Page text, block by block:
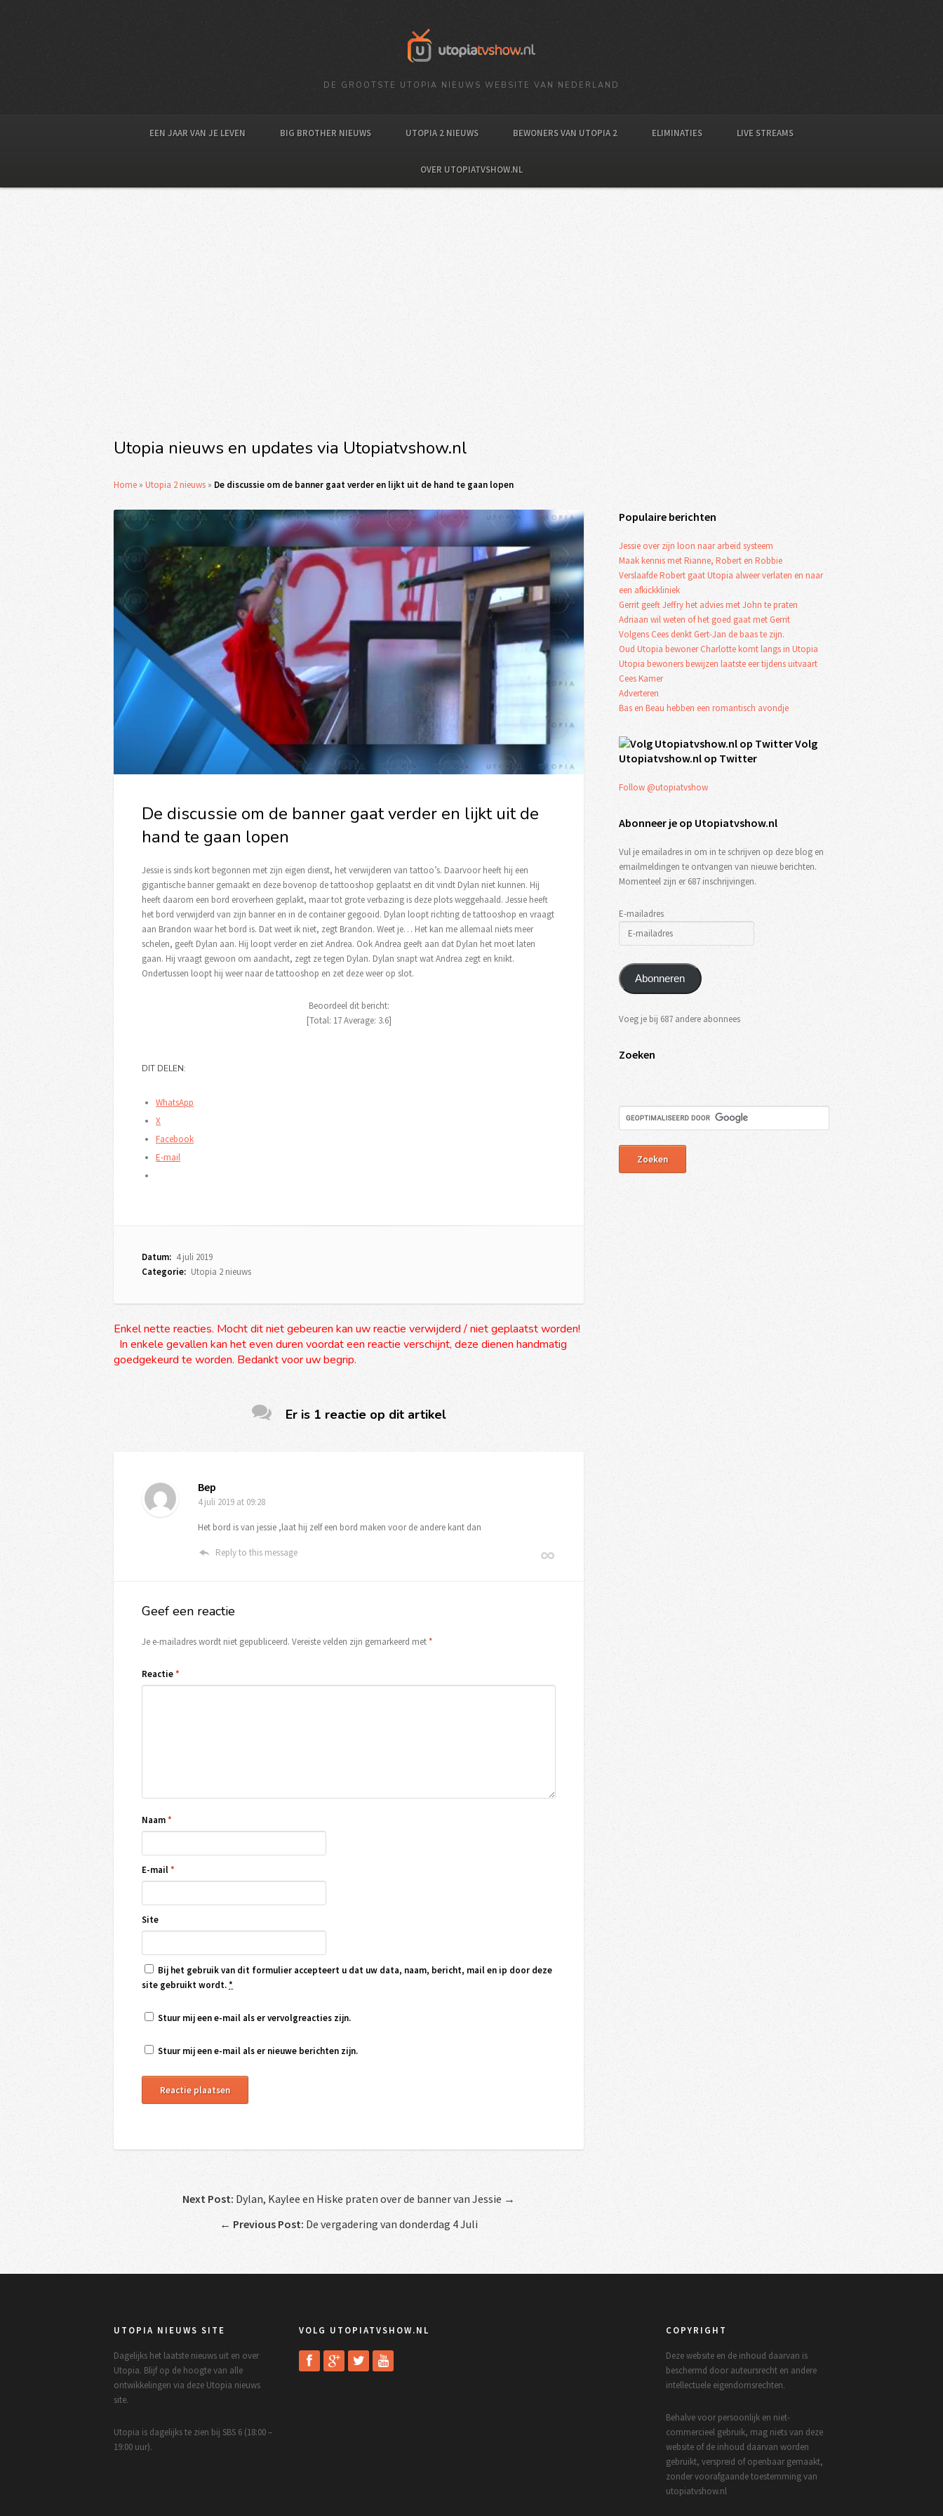
DE GROOTSTE UTOPIA NIEUWS WEBSITE VAN NEDERLAND
EEN JAAR VAN JE LEVEN BIG BROTHER NIEUWS UTOPIA 2 NIEUWS BEWONERS VAN UTOPIA 2 ELIMINATIES LIVE STREAMS
OVER UTOPIATVSHOW.NL
Utopia nieuws en updates via Utopiatvshow.nl
Home » Utopia 2 nieuws » De discussie om de banner gaat verder en lijkt uit de hand te gaan lopen
De discussie om de banner gaat verder en lijkt uit de
hand te gaan lopen
Jessie is sinds kort begonnen met zijn eigen dienst, het verwijderen van tattoo’s. Daarvoor heeft hij een
gigantische banner gemaakt en deze bovenop de tattooshop geplaatst en dit vindt Dylan niet kunnen. Hij
heeft daarom een bord eroverheen geplakt, maar tot grote verbazing is deze plots weggehaald. Jessie heeft
het bord verwijderd van zijn banner en in de container gegooid. Dylan loopt richting de tattooshop en vraagt
aan Brandon waar het bord is. Dat weet ik niet, zegt Brandon. Weet je… Het kan me allemaal niets meer
schelen, geeft Dylan aan. Hij loopt verder en ziet Andrea. Ook Andrea geeft aan dat Dylan het moet laten
gaan. Hij vraagt gewoon om aandacht, zegt ze tegen Dylan. Dylan snapt wat Andrea zegt en knikt.
Ondertussen loopt hij weer naar de tattooshop en zet deze weer op slot.
Beoordeel dit bericht:
[Total: 17Average: 3.6]
DIT DELEN:
WhatsApp
X
Facebook
E-mail
Datum: 4 juli 2019
Categorie: Utopia 2 nieuws
Enkel nette reacties. Mocht dit niet gebeuren kan uw reactie verwijderd / niet geplaatst worden!
In enkele gevallen kan het even duren voordat een reactie verschijnt, deze dienen handmatig
goedgekeurd te worden. Bedankt voor uw begrip.
Er is 1 reactie op dit artikel
Bep
4 juli 2019 at 09:28
Het bord is van jessie ,laat hij zelf een bord maken voor de andere kant dan
Reply to this message
Geef een reactie
Je e-mailadres wordt niet gepubliceerd. Vereiste velden zijn gemarkeerd met*
Reactie*
Naam*
E-mail*
Site
Bij het gebruik van dit formulier accepteert u dat uw data, naam, bericht, mail en ip door deze
site gebruikt wordt.*
Stuur mij een e-mail als er vervolgreacties zijn.
Stuur mij een e-mail als er nieuwe berichten zijn.
Next Post: Dylan, Kaylee en Hiske praten over de banner van Jessie →
← Previous Post: De vergadering van donderdag 4 Juli
Populaire berichten
Jessie over zijn loon naar arbeid systeem
Maak kennis met Rianne, Robert en Robbie
Verslaafde Robert gaat Utopia alweer verlaten en naar
een afkickkliniek
Gerrit geeft Jeffry het advies met John te praten
Adriaan wil weten of het goed gaat met Gerrit
Volgens Cees denkt Gert-Jan de baas te zijn.
Oud Utopia bewoner Charlotte komt langs in Utopia
Utopia bewoners bewijzen laatste eer tijdens uitvaart
Cees Kamer
Adverteren
Bas en Beau hebben een romantisch avondje
Volg
Utopiatvshow.nl op Twitter
Follow @utopiatvshow
Abonneer je op Utopiatvshow.nl
Vul je emailadres in om in te schrijven op deze blog en
emailmeldingen te ontvangen van nieuwe berichten.
Momenteel zijn er 687 inschrijvingen.
E-mailadres
Abonneren
Voeg je bij 687 andere abonnees
Zoeken
UTOPIA NIEUWS SITE
Dagelijks het laatste nieuws uit en over
Utopia. Blijf op de hoogte van alle
ontwikkelingen via deze Utopia nieuws
site.
Utopia is dagelijks te zien bij SBS 6 (18:00 –
19:00 uur).
VOLG UTOPIATVSHOW.NL COPYRIGHT
Deze website en de inhoud daarvan is
beschermd door auteursrecht en andere
intellectuele eigendomsrechten.
Behalve voor persoonlijk en niet-
commercieel gebruik, mag niets van deze
website of de inhoud daarvan worden
gebruikt, verspreid of openbaar gemaakt,
zonder voorafgaande toestemming van
utopiatvshow.nl